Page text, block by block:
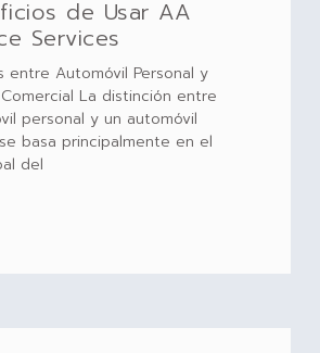
de Usar AA
Services
entre Automóvil Personal y
La distinción entre
personal y un automóvil
basa principalmente en el
del